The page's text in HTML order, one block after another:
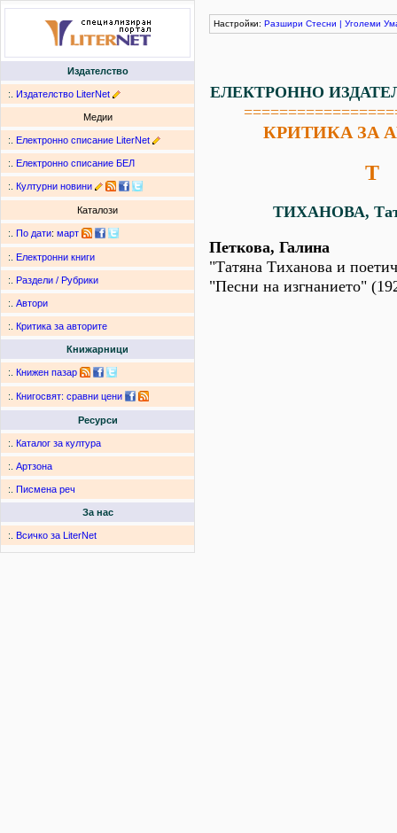
Издателство
:. Издателство LiterNet
Медии
:. Електронно списание LiterNet
:. Електронно списание БЕЛ
:. Културни новини
Каталози
:. По дати: март
:. Електронни книги
:. Раздели / Рубрики
:. Автори
:. Критика за авторите
Книжарници
:. Книжен пазар
:. Книгосвят: сравни цени
Ресурси
:. Каталог за култура
:. Артзона
:. Писмена реч
За нас
:. Всичко за LiterNet
Настройки: Разшири Стесни | Уголеми
ЕЛЕКТРОННО
КРИТИКА ЗА
Т
ТИХАНОВА,
Петкова, Галина
"Татяна Тиханова и
"Песни на изгнанието"